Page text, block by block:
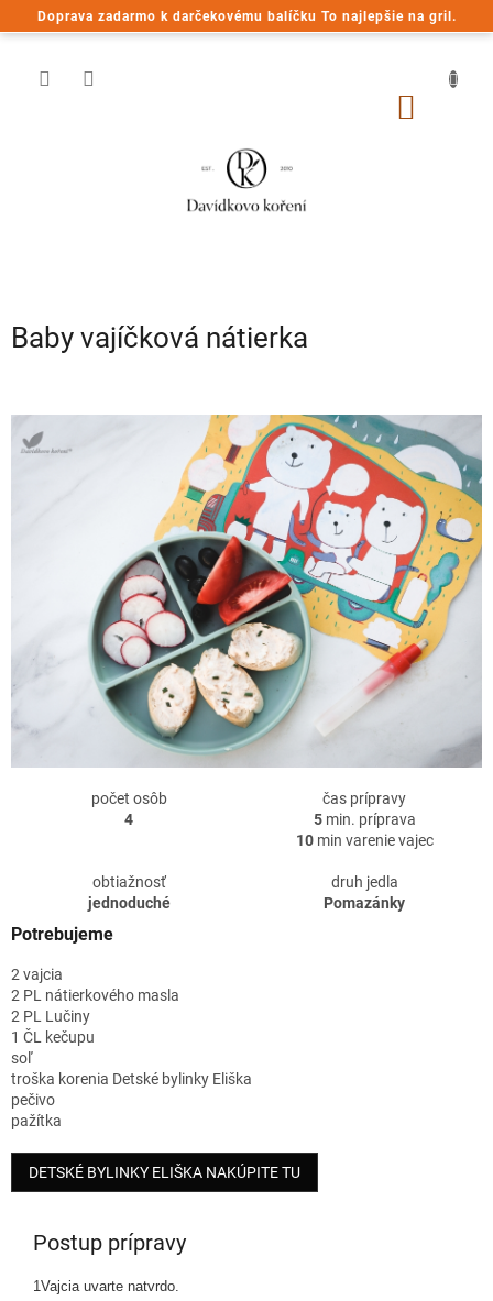
Doprava zadarmo k darčekovému balíčku To najlepšie na gril.
Prejsť
na
Baby vajíčková nátierka
počet osôb
4
čas prípravy
5min. príprava
10min varenie vajec
obtiažnosť
jednoduché
druh jedla
Pomazánky
Potrebujeme
2 vajcia
2 PL nátierkového masla
2 PL Lučiny
1 ČL kečupu
soľ
troška korenia Detské bylinky Eliška
pečivo
pažítka
DETSKÉ BYLINKY ELIŠKA NAKÚPITE TU
Postup prípravy
1 Vajcia uvarte natvrdo.